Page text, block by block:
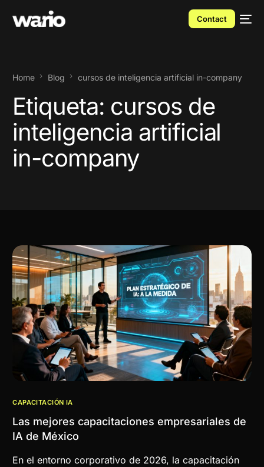
Contact
Home Blog cursos de inteligencia artificial in-company
Etiqueta: cursos de
inteligencia artificial
in-company
CAPACITACIÓN IA
Las mejores capacitaciones empresariales de
IA de México
En el entorno corporativo de 2026, la capacitación